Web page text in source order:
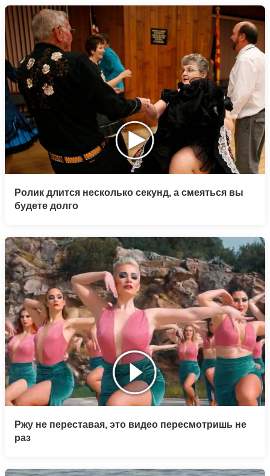
Ролик длится несколько секунд, а смеяться вы
будете долго
Ржу не переставая, это видео пересмотришь не
раз